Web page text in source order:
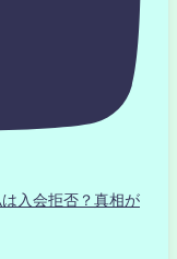
入会拒否？真相が